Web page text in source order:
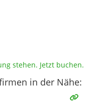
stehen. Jetzt buchen.
in der Nähe: